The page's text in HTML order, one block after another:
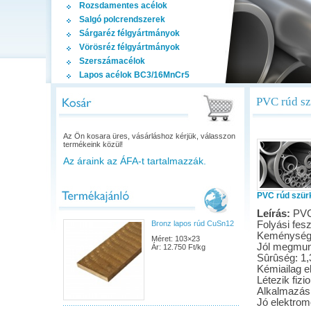
Rozsdamentes acélok
Salgó polcrendszerek
Sárgaréz félgyártmányok
Vörösréz félgyártmányok
Szerszámacélok
Lapos acélok BC3/16MnCr5
Az Ön kosara üres, vásárláshoz kérjük, válasszon
termékeink közül!
Az áraink az ÁFA-t tartalmazzák.
Bronz lapos rúd CuSn12
Méret: 103×23
Ár: 12.750 Ft/kg
PVC rúd
PVC rúd
Leírás:
Folyási
Jól
Sûrûség:
Kémiailag
Létezik
Jó